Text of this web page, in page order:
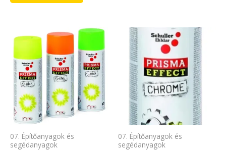
07. Építőanyagok és
segédanyagok
07. Építőanyagok és
segédanyagok